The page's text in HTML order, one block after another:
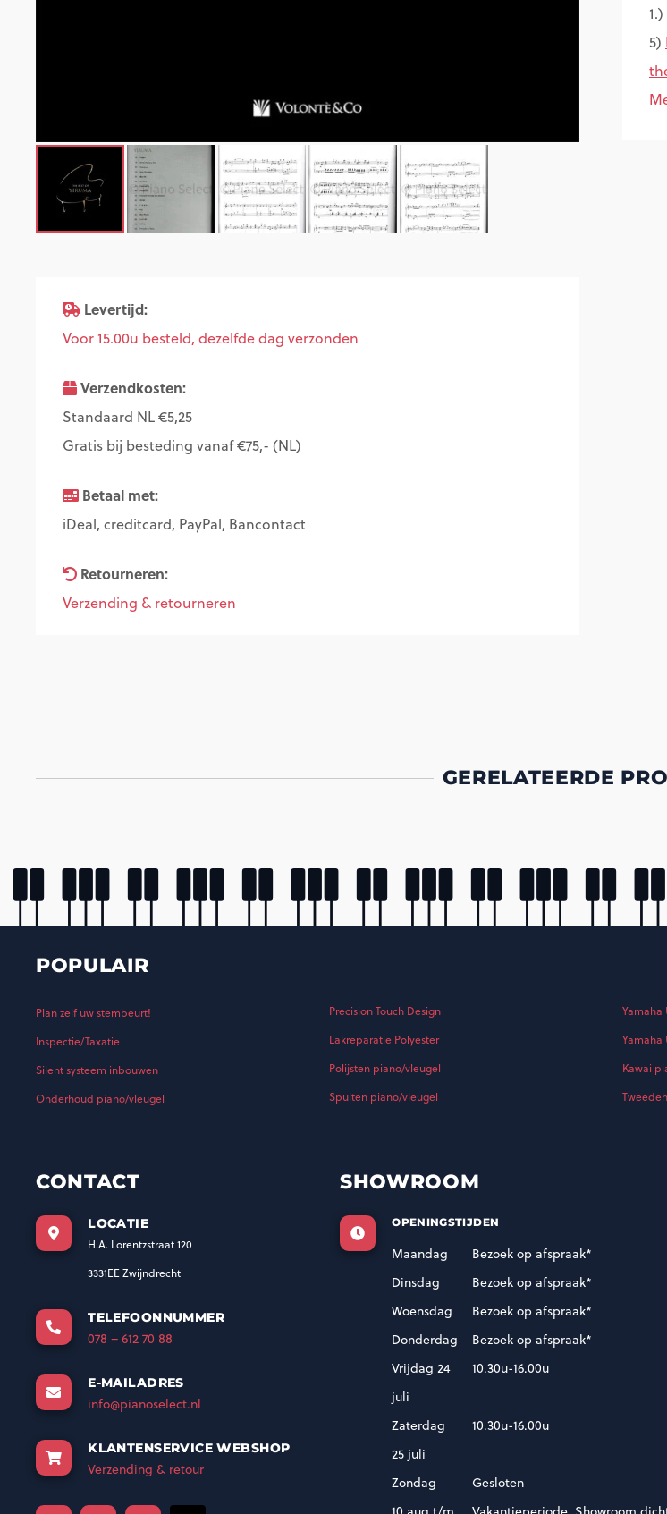
Levertijd:
Voor 15.00u besteld, dezelfde dag verzonden
Verzendkosten:
Standaard NL €5,25
Gratis bij besteding vanaf €75,- (NL)
Betaal met:
iDeal, creditcard, PayPal, Bancontact
Retourneren:
Verzending & retourneren
1.)
5)
GERELATEERDE
POPULAIR
Plan zelf uw stembeurt!
Inspectie/Taxatie
Silent systeem inbouwen
Onderhoud piano/vleugel
Precision Touch Design
Lakreparatie Polyester
Polijsten piano/vleugel
Spuiten piano/vleugel
Yamaha
Yamaha
Kawai
CONTACT
LOCATIE
H.A. Lorentzstraat 120
3331EE Zwijndrecht
TELEFOONNUMMER
078 – 612 70 88
E-MAILADRES
info@pianoselect.nl
KLANTENSERVICE WEBSHOP
Verzending & retour
SHOWROOM
OPENINGSTIJDEN
Maandag
Bezoek op afspraak*
Dinsdag
Bezoek op afspraak*
Woensdag
Bezoek op afspraak*
Donderdag
Bezoek op afspraak*
Vrijdag 24
juli
10.30u-16.00u
Zaterdag
25 juli
10.30u-16.00u
Zondag
Gesloten